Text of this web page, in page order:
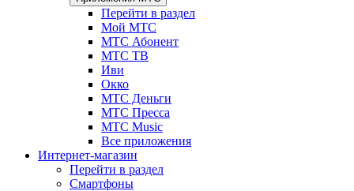
Перейти в раздел
Мой МТС
МТС Абонент
МТС ТВ
Иви
Окко
МТС Деньги
МТС Пресса
МТС Music
Все приложения
Интернет-магазин
Перейти в раздел
Смартфоны